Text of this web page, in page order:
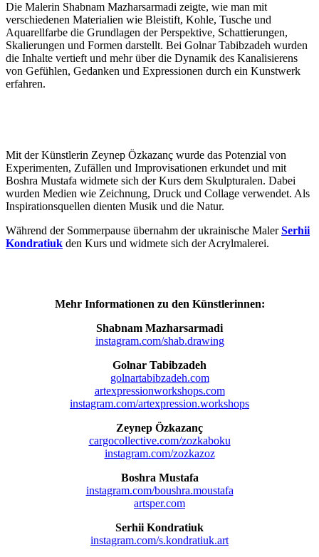
Die Malerin Shabnam Mazharsarmadi zeigte, wie man mit
verschiedenen Materialien wie Bleistift, Kohle, Tusche und
Aquarellfarbe die Grundlagen der Perspektive, Schattierungen,
Skalierungen und Formen darstellt. Bei Golnar Tabibzadeh wurden
die Inhalte vertieft und mehr über die Dynamik des Kanalisierens
von Gefühlen, Gedanken und Expressionen durch ein Kunstwerk
erfahren.
Mit der Künstlerin Zeynep Özkazanç wurde das Potenzial von
Experimenten, Zufällen und Improvisationen erkundet und mit
Boshra Mustafa widmete sich der Kurs dem Skulpturalen. Dabei
wurden Medien wie Zeichnung, Druck und Collage verwendet. Als
Inspirationsquellen dienten Musik und die Natur.
Während der Sommerpause übernahm der ukrainische MalerSerhii
Kondratiuk den Kurs und widmete sich der Acrylmalerei.
Mehr Informationen zu den Künstlerinnen:
Shabnam Mazharsarmadi
instagram.com/shab.drawing
Golnar Tabibzadeh
golnartabibzadeh.com
artexpressionworkshops.com
instagram.com/artexpression.workshops
Zeynep Özkazanç
cargocollective.com/zozkaboku
instagram.com/zozkazoz
Boshra Mustafa
instagram.com/boushra.moustafa
artsper.com
Serhii Kondratiuk
instagram.com/s.kondratiuk.art